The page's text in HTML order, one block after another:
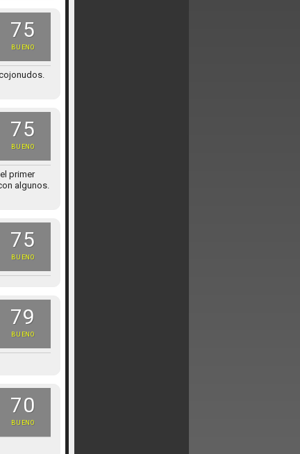
75
BUENO
75
BUENO
primer
algunos.
75
BUENO
79
BUENO
70
BUENO